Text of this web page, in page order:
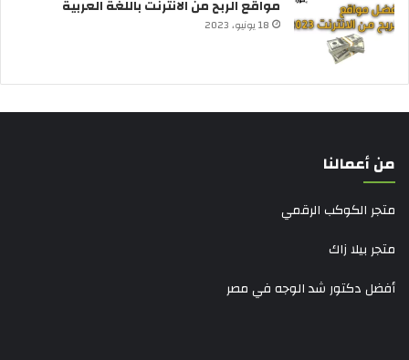
مواقع الربح من الانترنت باللغة العربية
18 يونيو، 2023
من أعمالنا
متجر الكوكب الرقمي
متجر بيلا زاك
أفضل دكتور شد الوجه في مصر